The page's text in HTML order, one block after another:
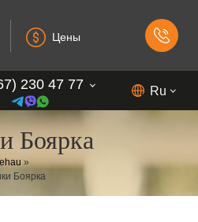
Цены
230 47 77
230 73 37
230 7 337
230 7 337
Ru
Боярка
»
Боярка